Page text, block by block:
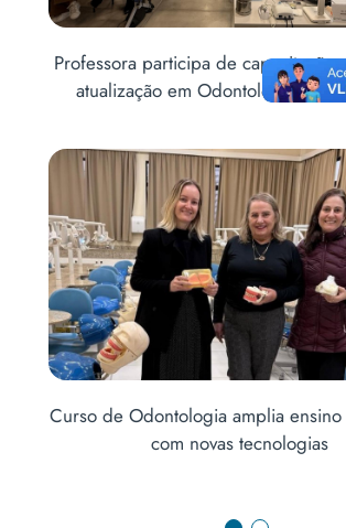
Acadêmicos de Odontologia
à comunidade
CONECTA URI mobiliza
escolas da região